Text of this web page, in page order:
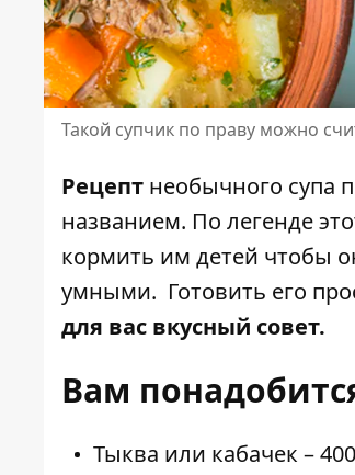
Такой супчик по праву можно
Рецепт необычного супа
названием. По легенде
кормить им детей чтобы
умными. Готовить его
для вас вкусный совет.
Вам
Тыква или кабачек –